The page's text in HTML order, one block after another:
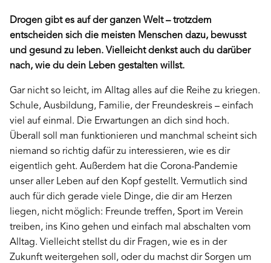
Drogen gibt es auf der ganzen Welt – trotzdem
entscheiden sich die meisten Menschen dazu, bewusst
und gesund zu leben. Vielleicht denkst auch du darüber
nach, wie du dein Leben gestalten willst.
Gar nicht so leicht, im Alltag alles auf die Reihe zu kriegen.
Schule, Ausbildung, Familie, der Freundeskreis – einfach
viel auf einmal. Die Erwartungen an dich sind hoch.
Überall soll man funktionieren und manchmal scheint sich
niemand so richtig dafür zu interessieren, wie es dir
eigentlich geht. Außerdem hat die Corona-Pandemie
unser aller Leben auf den Kopf gestellt. Vermutlich sind
auch für dich gerade viele Dinge, die dir am Herzen
liegen, nicht möglich: Freunde treffen, Sport im Verein
treiben, ins Kino gehen und einfach mal abschalten vom
Alltag. Vielleicht stellst du dir Fragen, wie es in der
Zukunft weitergehen soll, oder du machst dir Sorgen um